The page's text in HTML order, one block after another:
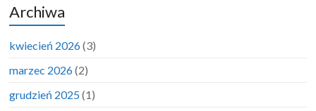
Archiwa
kwiecień 2026(3)
marzec 2026(2)
grudzień 2025(1)